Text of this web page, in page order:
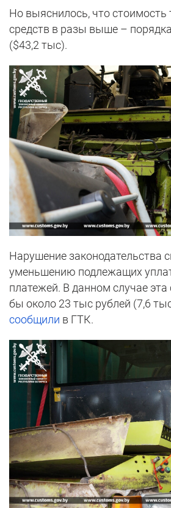
Но выяснилось, что стоимость
средств в разы выше –
($43,2 тыс).
Нарушение законодательства
уменьшению подлежащих
платежей. В данном случае
бы около 23 тыс рублей (7,6
сообщили в ГТК.